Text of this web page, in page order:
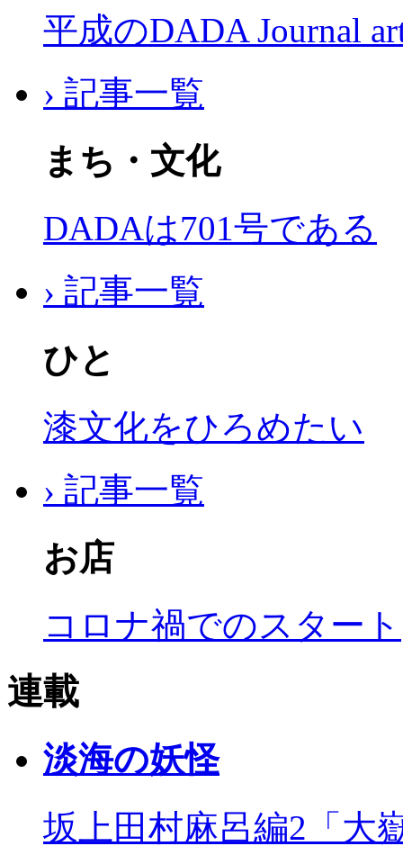
平成のDADA Journal
› 記事一覧
まち・文化
DADAは701号である
› 記事一覧
ひと
漆文化をひろめたい
› 記事一覧
お店
コロナ禍でのスタート
連載
淡海の妖怪
坂上田村麻呂編2「大